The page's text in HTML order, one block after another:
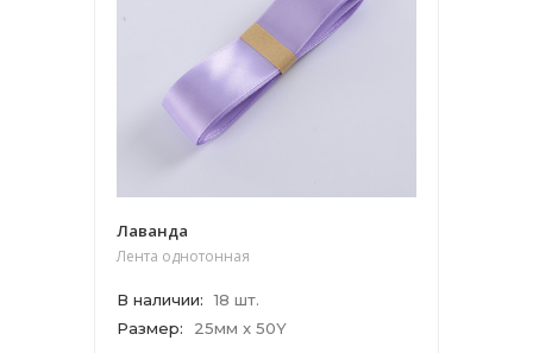
Лаванда
Лента однотонная
В наличии:
18 шт.
Размер: 25мм x 50Y